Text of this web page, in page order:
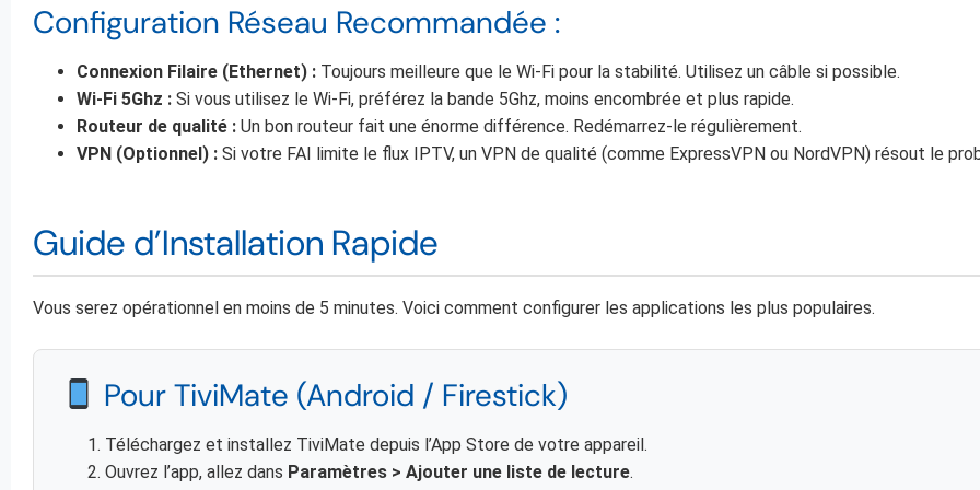
Configuration Réseau Recommandée :
Connexion Filaire (Ethernet) : Toujours meilleure que le Wi-Fi pour la stabilité. Utilisez un câble si possible.
Wi-Fi 5Ghz : Si vous utilisez le Wi-Fi, préférez la bande 5Ghz, moins encombrée et plus rapide.
Routeur de qualité : Un bon routeur fait une énorme différence. Redémarrez-le régulièrement.
VPN (Optionnel) : Si votre FAI limite le flux IPTV, un VPN de qualité (comme ExpressVPN ou NordVPN) résout le
Guide d’Installation Rapide
Vous serez opérationnel en moins de 5 minutes. Voici comment configurer les applications les plus populaires.
Pour TiviMate (Android / Firestick)
Téléchargez et installez TiviMate depuis l’App Store de votre appareil.
Ouvrez l’app, allez dans Paramètres > Ajouter une liste de lecture.